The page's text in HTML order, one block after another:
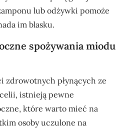
lub odżywki pomoże
im blasku.
spożywania miodu
zdrowotnych płynących ze
istnieją pewne
które warto mieć na
osoby uczulone na